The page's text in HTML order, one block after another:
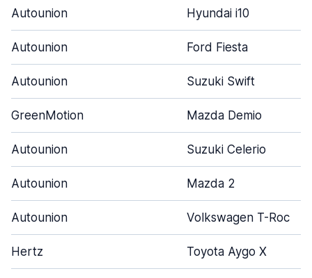
Autounion Hyundai i10
Autounion Ford Fiesta
Autounion Suzuki Swift
GreenMotion Mazda Demio
Autounion Suzuki Celerio
Autounion Mazda 2
Autounion Volkswagen T-Roc
Hertz Toyota Aygo X